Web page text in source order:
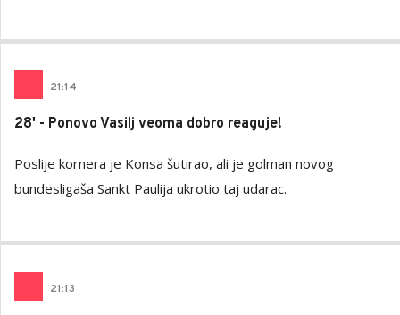
21:14
28' - Ponovo Vasilj veoma dobro reaguje!
Poslije kornera je Konsa šutirao, ali je golman novog
bundesligaša Sankt Paulija ukrotio taj udarac.
21:13